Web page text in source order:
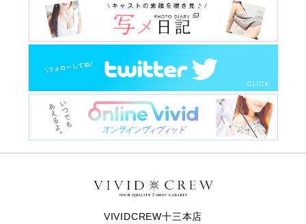
VIVIDCREW十三本店